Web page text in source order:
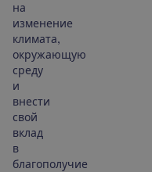
на
изменение
климата,
окружающую
среду
и
внести
свой
вклад
в
благополучие